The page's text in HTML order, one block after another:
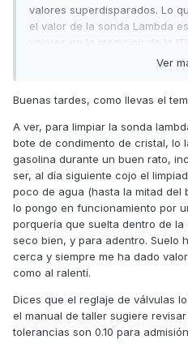
valores superdisparados. Lo
el valor de la sonda Lambda
valores en la medicion de la
-Ultimo reglaje de valvulas
nuevo para la itv, bujia nueva
-La moto tiene 48.000 kms,
piston, junta de culata ,
-Las pruebas que he hecho
manual de taller la sonda
resistencia de 6,7 o 9,5
bien. El problema es el voltaje,
voltios, y oscila muy muy
que va variando, pero una
ralenti, vuelve a los valores
Ver
Buenas tardes, como llevas el
A ver, para limpiar la sonda
bote de condimento de cristal, lo
gasolina durante un buen rato,
ser, al día siguiente cojo el
poco de agua (hasta la mitad del
lo pongo en funcionamiento por
porquería que suelta dentro de
seco bien, y para adentro. Suelo
cerca y siempre me ha dado
como al ralentí.
Dices que el reglaje de válvulas
el manual de taller sugiere
tolerancias son 0.10 para